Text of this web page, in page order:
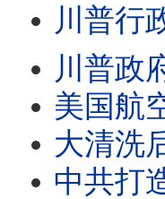
川普行政
川普政府
美国航空
大清洗后
中共打造